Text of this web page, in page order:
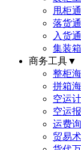
甩柜
落货
入货
集装
商务工具▼
整柜
拼箱
空运
空运
运费
贸易